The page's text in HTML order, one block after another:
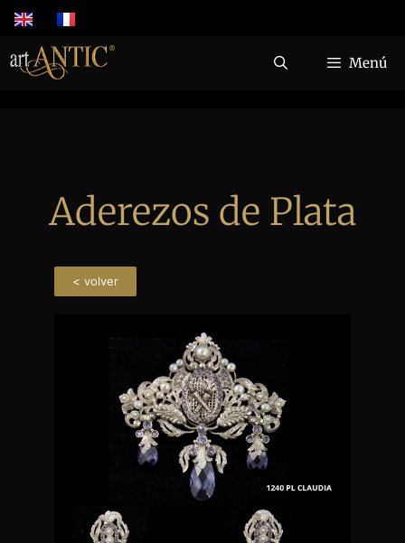
Menú
Aderezos de Plata
< volver